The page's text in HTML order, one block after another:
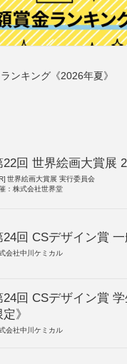
ンキング《2026年夏》
22回 世界絵画大賞展
世界絵画大賞展 実行委員会
：株式会社世界堂
24回 CSデザイン賞 一
会社中川ケミカル
24回 CSデザイン賞
定》
会社中川ケミカル